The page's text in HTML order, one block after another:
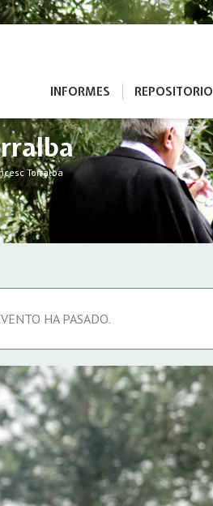
INFORMES REPOSITORIO
Torralba
HA PASADO.